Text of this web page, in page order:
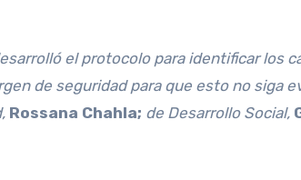
el protocolo para identificar los
de seguridad para que esto no siga
Rossana Chahla; de Desarrollo Social,